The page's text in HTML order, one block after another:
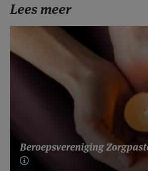
Lees meer
Beroepsvereniging